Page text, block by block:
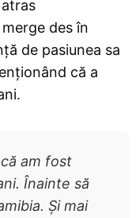
des în
de pasiunea sa
că a
am fost
Înainte să
Și mai